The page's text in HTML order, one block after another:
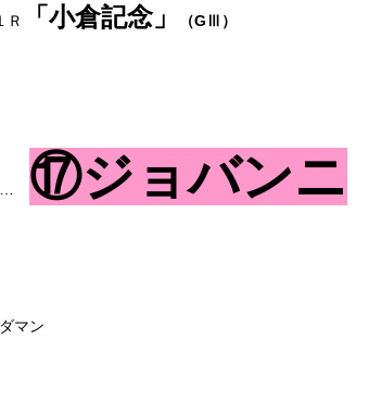
Ｒ 「小倉記念」 （GⅢ ）
… ⑰ジョバンニ
マン